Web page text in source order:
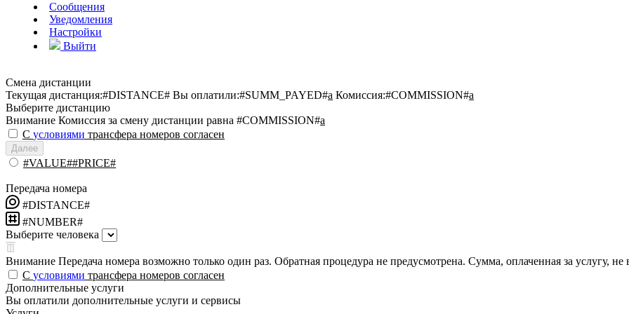
Сообщения
Уведомления
Настройки
Выйти
Смена дистанции
Текущая дистанция:#DISTANCE# Вы оплатили:#SUMM_PAYED#a Комиссия:#COMMISSION#a
Выберите дистанцию
Внимание Комиссия за смену дистанции равна #COMMISSION#a
С условиями трансфера номеров согласен
Далее
#VALUE##PRICE#
Передача номера
#DISTANCE#
#NUMBER#
Выберите человека
Внимание Передача номера возможно только один раз. Обратная процедура не предусмотрена. Сумма, оплаченная за услугу, не
С условиями трансфера номеров согласен
Дополнительные услуги
Вы оплатили дополнительные услуги и сервисы